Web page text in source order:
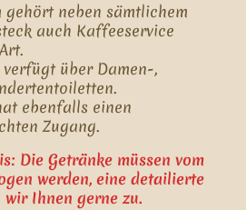
gehört neben sämtlichem
auch Kaffeeservice
verfügt über Damen-,
ebenfalls einen
Zugang.
Die Getränke müssen vom
werden, eine detailierte
wir Ihnen gerne zu.